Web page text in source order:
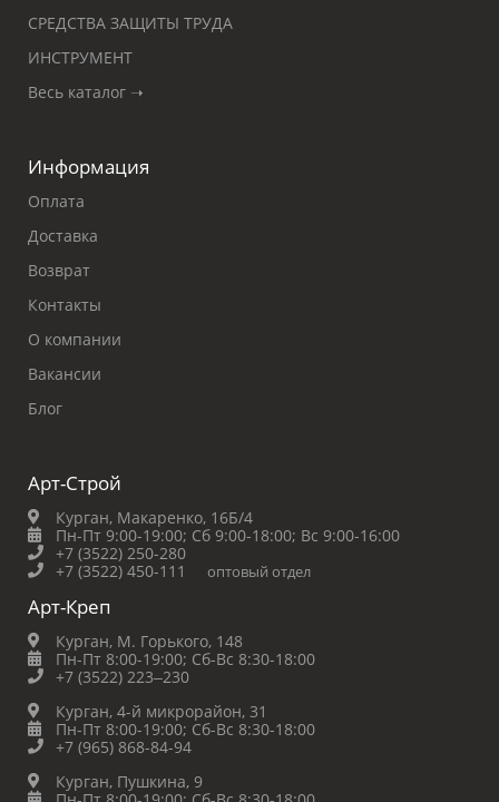
СРЕДСТВА ЗАЩИТЫ ТРУДА
ИНСТРУМЕНТ
Весь каталог ➝
Информация
Оплата
Доставка
Возврат
Контакты
О компании
Вакансии
Блог
Арт-Строй
Курган, Макаренко, 16Б/4
Пн-Пт 9:00-19:00; Сб 9:00-18:00; Вс 9:00-16:00
+7 (3522) 250-280
+7 (3522) 450-111
оптовый отдел
Арт-Креп
Курган, М. Горького, 148
Пн-Пт 8:00-19:00; Сб-Вс 8:30-18:00
+7 (3522) 223‒230
Курган, 4-й микрорайон, 31
Пн-Пт 8:00-19:00; Сб-Вс 8:30-18:00
+7 (965) 868-84-94
Курган, Пушкина, 9